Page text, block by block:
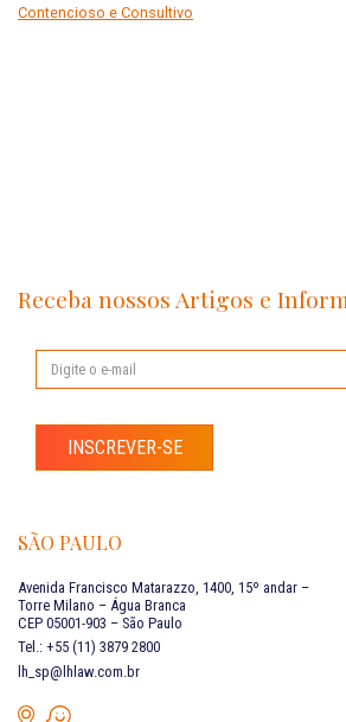
Contencioso e Consultivo
Receba nossos Artigos e
INSCREVER-SE
SÃO PAULO
Avenida Francisco Matarazzo, 1400, 15º andar –
Torre Milano – Água Branca
CEP 05001-903 – São Paulo
Tel.: +55 (11) 3879 2800
lh_sp@lhlaw.com.br